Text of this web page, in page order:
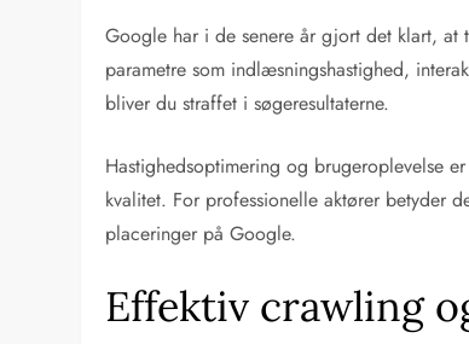
Google har i de senere år gjort det klart, at
parametre som indlæsningshastighed,
bliver du straffet i søgeresultaterne.
Hastighedsoptimering og brugeroplevelse
kvalitet. For professionelle aktører betyder
placeringer på Google.
Effektiv crawling